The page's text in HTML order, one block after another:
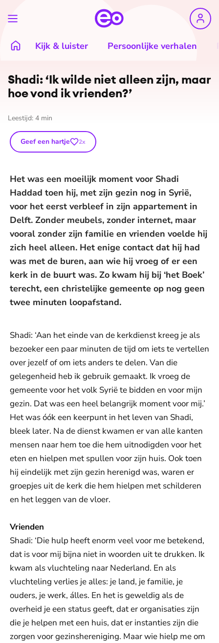
Kijk & luister Persoonlijke verhalen
Shadi: ‘Ik wilde niet alleen zijn, maar
hoe vond ik vrienden?’
Leestijd: 4 min
Geef een hartje 2x
Het was een moeilijk moment voor Shadi
Haddad toen hij, met zijn gezin nog in Syrië,
voor het eerst verbleef in zijn appartement in
Delft. Zonder meubels, zonder internet, maar
vooral zonder zijn familie en vrienden voelde hij
zich heel alleen. Het enige contact dat hij had
was met de buren, aan wie hij vroeg of er een
kerk in de buurt was. Zo kwam hij bij ‘het Boek’
terecht, een christelijke gemeente op nog geen
twee minuten loopafstand.
Shadi: ‘Aan het einde van de kerkdienst kreeg je als
bezoeker een paar minuten de tijd om iets te vertellen
over jezelf of om iets anders te delen. Van die
gelegenheid heb ik gebruik gemaakt. Ik vroeg de
gemeente voor het volk Syrië te bidden en voor mijn
gezin. Dat was een heel belangrijk moment voor mij.’
Het was óók een keerpunt in het leven van Shadi,
bleek later. Na de dienst kwamen er van alle kanten
mensen naar hem toe die hem uitnodigden voor het
eten en hielpen met spullen voor zijn huis. Ook toen
hij eindelijk met zijn gezin herenigd was, waren er
groepjes uit de kerk die hem hielpen met schilderen
en het leggen van de vloer.
Vrienden
Shadi: ‘Die hulp heeft enorm veel voor me betekend,
dat is voor mij bijna niet in woorden uit te drukken. Ik
kwam als vluchteling naar Nederland. En als
vluchteling verlies je alles: je land, je familie, je
ouders, je werk, álles. En het is geweldig als de
overheid je een status geeft, dat er organisaties zijn
die je helpen met een huis, dat er instanties zijn die
zorgen voor gezinshereniging. Maar wie hielp me om